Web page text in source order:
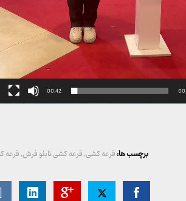
00:42
برچسب ها:قرعه کشی,قرعه کشی تابلو فرش,قرعه